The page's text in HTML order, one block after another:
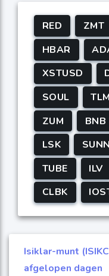
RED ZMT
HBAR
XSTUSD
SOUL
TLM
ZUM
BNB
LSK
TUBE
ILV
CLBK
Isiklar-munt
afgelopen dagen